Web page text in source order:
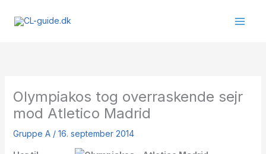
Olympiakos tog overraskende sejr
mod Atletico Madrid
Gruppe A/ 16. september 2014